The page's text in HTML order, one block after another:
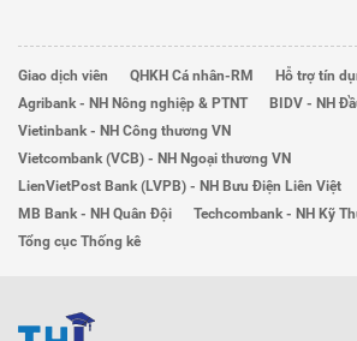
Giao dịch viên QHKH Cá nhân-RM Hỗ trợ tín
Agribank - NH Nông nghiệp & PTNT
BIDV - NH
Vietinbank - NH Công thương VN
Vietcombank (VCB) - NH Ngoại thương VN
LienVietPost Bank (LVPB) - NH Bưu Điện Liên Việt
MB Bank - NH Quân Đội
Techcombank - NH Kỹ
Tổng cục Thống kê